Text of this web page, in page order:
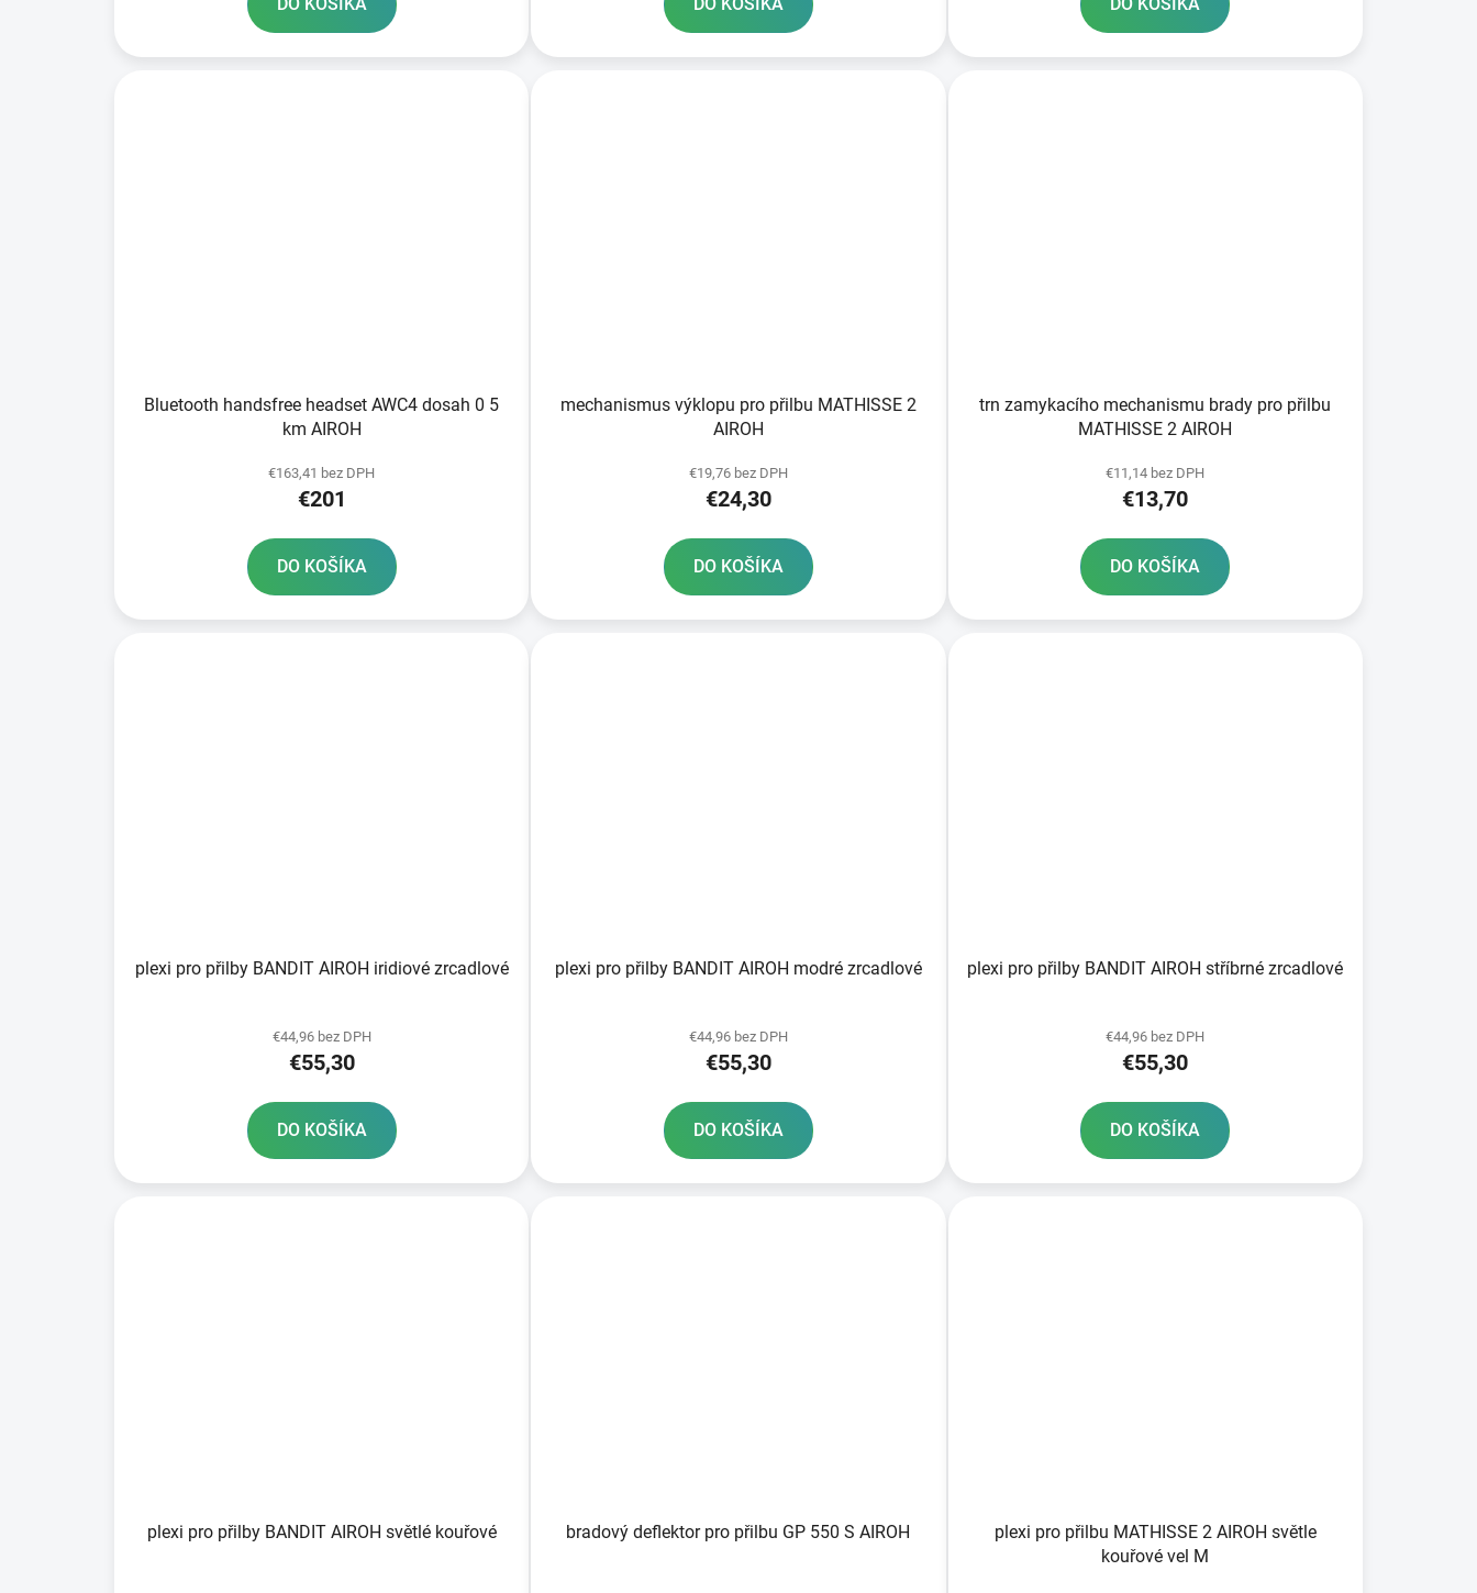
Bluetooth handsfree headset AWC4 dosah 0 5
km AIROH
€163,41 bez DPH
€201
DO KOŠÍKA
mechanismus výklopu pro přilbu MATHISSE 2
AIROH
€19,76 bez DPH
€24,30
DO KOŠÍKA
trn zamykacího mechanismu brady pro přilbu
MATHISSE 2 AIROH
€11,14 bez DPH
€13,70
DO KOŠÍKA
plexi pro přilby BANDIT AIROH iridiové zrcadlové
€44,96 bez DPH
€55,30
DO KOŠÍKA
plexi pro přilby BANDIT AIROH modré zrcadlové
€44,96 bez DPH
€55,30
DO KOŠÍKA
plexi pro přilby BANDIT AIROH stříbrné zrcadlové
€44,96 bez DPH
€55,30
DO KOŠÍKA
plexi pro přilby BANDIT AIROH světlé kouřové bradový deflektor pro přilbu GP 550 S AIROH
plexi pro přilbu MATHISSE 2 AIROH světle
kouřové vel M